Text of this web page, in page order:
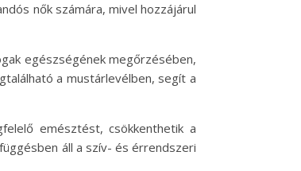
nők számára, mivel hozzájárul
egészségének megőrzésében,
a mustárlevélben, segít a
emésztést, csökkenthetik a
áll a szív- és érrendszeri